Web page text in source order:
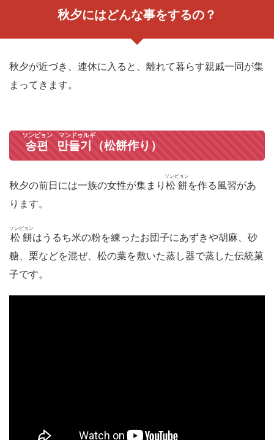
秋夕にはどんな事をするの？
秋夕が近づき、連休に入ると、離れて暮らす親戚一同が集
まってきます。
송편 만들기
ソンピョン マンドゥルギ
（松餅作り）
秋夕の前日には一族の女性が集まり 松餅
ソンピョン
を作る風習があ
ります。
松餅
ソンピョン
はうるち米の粉を練ったお団子にあずきや胡麻、砂
糖、栗などを混ぜ、松の葉を敷いた蒸し器で蒸した伝統菓
子です。